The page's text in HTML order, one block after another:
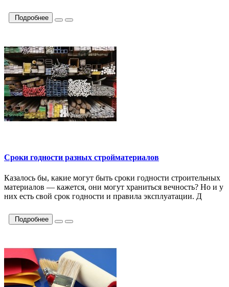
Подробнее
Сроки годности разных стройматериалов
Казалось бы, какие могут быть сроки годности строительных
материалов — кажется, они могут храниться вечность? Но и у
них есть свой срок годности и правила эксплуатации. Д
Подробнее